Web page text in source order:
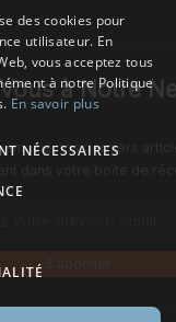
à Notre
nos derniers
dans votre boîte de
des cookies pour
utilisateur. En
vous acceptez tous
à notre Politique
En savoir plus
NÉCESSAIRES